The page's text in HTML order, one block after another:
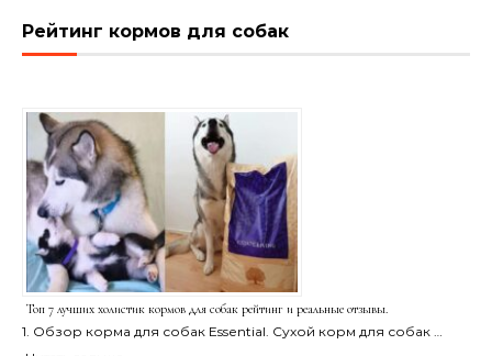
Рейтинг кормов для собак
Топ 7 лучших холистик кормов для собак рейтинг и реальные отзывы.
1. Обзор корма для собак Essential. Сухой корм для собак …